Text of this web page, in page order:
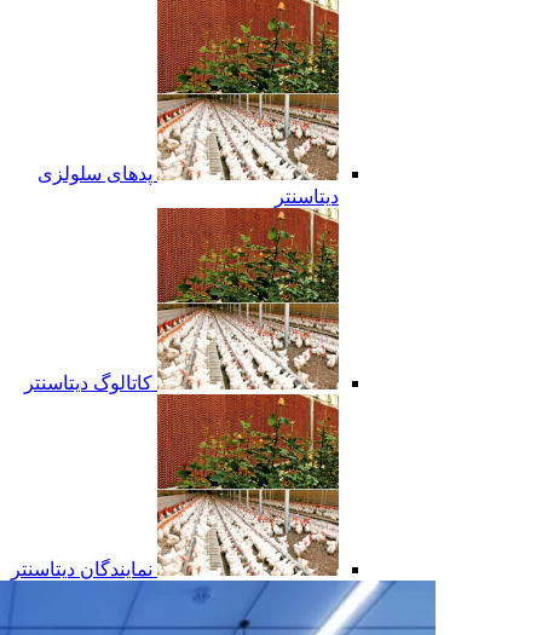
پدهای سلولزی
دیتاسنتر
کاتالوگ دیتاسنتر
نمایندگان دیتاسنتر